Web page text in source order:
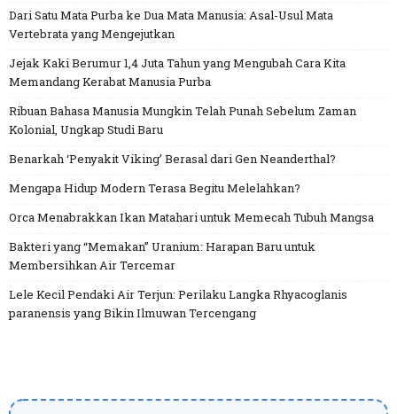
Dari Satu Mata Purba ke Dua Mata Manusia: Asal-Usul Mata
Vertebrata yang Mengejutkan
Jejak Kaki Berumur 1,4 Juta Tahun yang Mengubah Cara Kita
Memandang Kerabat Manusia Purba
Ribuan Bahasa Manusia Mungkin Telah Punah Sebelum Zaman
Kolonial, Ungkap Studi Baru
Benarkah ‘Penyakit Viking’ Berasal dari Gen Neanderthal?
Mengapa Hidup Modern Terasa Begitu Melelahkan?
Orca Menabrakkan Ikan Matahari untuk Memecah Tubuh Mangsa
Bakteri yang “Memakan” Uranium: Harapan Baru untuk
Membersihkan Air Tercemar
Lele Kecil Pendaki Air Terjun: Perilaku Langka Rhyacoglanis
paranensis yang Bikin Ilmuwan Tercengang